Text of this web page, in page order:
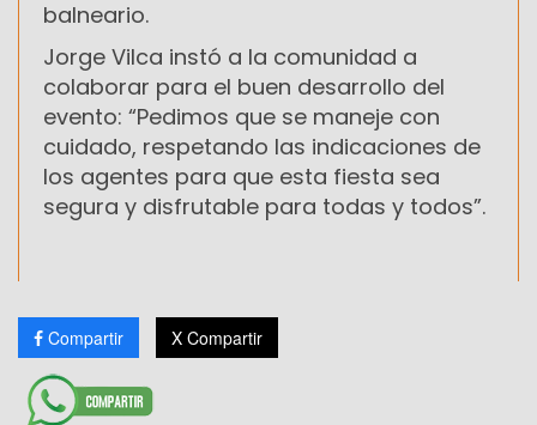
balneario.
Jorge Vilca instó a la comunidad a
colaborar para el buen desarrollo del
evento: “Pedimos que se maneje con
cuidado, respetando las indicaciones de
los agentes para que esta fiesta sea
segura y disfrutable para todas y todos”.
Compartir X Compartir